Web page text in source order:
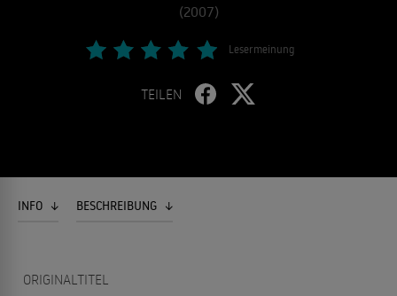
(2007)
Lesermeinung
TEILEN
INFO BESCHREIBUNG
ORIGINALTITEL